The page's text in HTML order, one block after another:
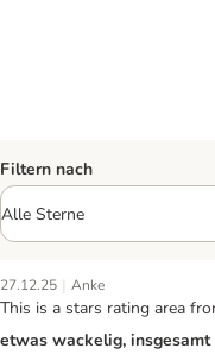
Filtern nach
27.12.25 | Anke
This is a stars rating area
etwas wackelig,